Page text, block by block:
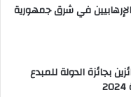
في شرق جمهورية
بجائزة الدولة للمبدع